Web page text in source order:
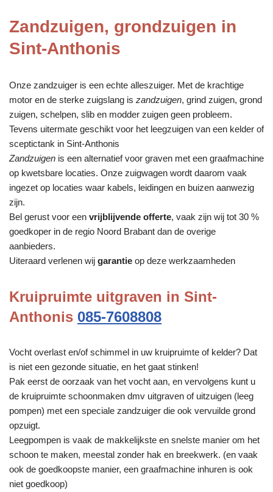
Zandzuigen, grondzuigen in
Sint-Anthonis
Onze zandzuiger is een echte alleszuiger. Met de krachtige
motor en de sterke zuigslang is zandzuigen, grind zuigen, grond
zuigen, schelpen, slib en modder zuigen geen probleem.
Tevens uitermate geschikt voor het leegzuigen van een kelder of
sceptictank in Sint-Anthonis
Zandzuigen is een alternatief voor graven met een graafmachine
op kwetsbare locaties. Onze zuigwagen wordt daarom vaak
ingezet op locaties waar kabels, leidingen en buizen aanwezig
zijn.
Bel gerust voor een vrijblijvende offerte, vaak zijn wij tot 30 %
goedkoper in de regio Noord Brabant dan de overige
aanbieders.
Uiteraard verlenen wij garantie op deze werkzaamheden
Kruipruimte uitgraven in Sint-
Anthonis 085-7608808
Vocht overlast en/of schimmel in uw kruipruimte of kelder? Dat
is niet een gezonde situatie, en het gaat stinken!
Pak eerst de oorzaak van het vocht aan, en vervolgens kunt u
de kruipruimte schoonmaken dmv uitgraven of uitzuigen (leeg
pompen) met een speciale zandzuiger die ook vervuilde grond
opzuigt.
Leegpompen is vaak de makkelijkste en snelste manier om het
schoon te maken, meestal zonder hak en breekwerk. (en vaak
ook de goedkoopste manier, een graafmachine inhuren is ook
niet goedkoop)